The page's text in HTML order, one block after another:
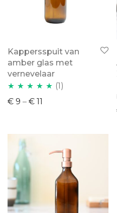
Kappersspuit van
amber glas met
vernevelaar
Waardering
(1)
€ 9 – € 11